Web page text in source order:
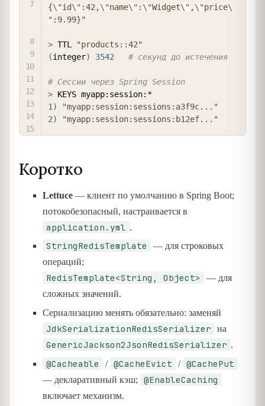
{\"id\" :42,\"name\" : \"Widget\" ,\"price\
" :9.99}"
> TTL
"products::42"
(integer) 3542 # секунд до истечения
# Сессии через Spring Session
>
1 )
"myapp:session:sessions:a3f9c..."
2) "myapp:session:sessions:b12ef..."
Коротко
Lettuce — клиент по умолчанию в Spring Boot;
потокобезопасный, настраивается в
application.yml .
StringRedisTemplate
— для строковых
операций;
RedisTemplate<String, Object>
— для
сложных значений.
Сериализацию менять обязательно: заменяй
JdkSerializationRedisSerializer на
GenericJackson2JsonRedisSerializer .
@Cacheable / @CacheEvict / @CachePut
— декларативный кэш; @EnableCaching
включает механизм.